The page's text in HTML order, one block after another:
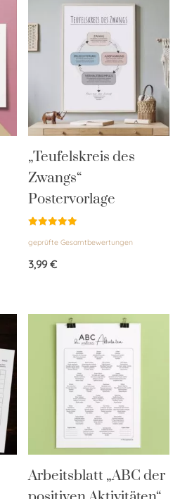
„Teufelskreis des
Zwangs“
Postervorlage
mit
von 5
geprüfte Gesamtbewertungen
3,99€
Arbeitsblatt „ABC der